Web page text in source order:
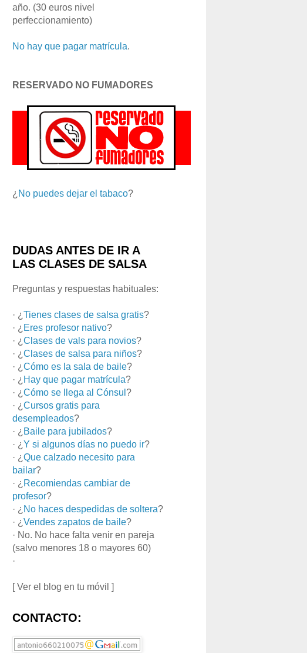
año. (30 euros nivel
perfeccionamiento)
No hay que pagar matrícula.
RESERVADO NO FUMADORES
¿ No puedes dejar el tabaco?
DUDAS ANTES DE IR A
LAS CLASES DE SALSA
Preguntas y respuestas habituales:
· ¿ Tienes clases de salsa gratis?
· ¿ Eres profesor nativo?
· ¿ Clases de vals para novios?
· ¿ Clases de salsa para niños?
· ¿ Cómo es la sala de baile?
· ¿ Hay que pagar matrícula?
· ¿ Cómo se llega al Cónsul ?
· ¿ Cursos gratis para
desempleados?
· ¿ Baile para jubilados?
· ¿ Y si algunos días no puedo ir?
· ¿ Que calzado necesito para
bailar?
· ¿ Recomiendas cambiar de
profesor?
· ¿ No haces despedidas de soltera?
· ¿ Vendes zapatos de baile?
· No. No hace falta venir en pareja
(salvo menores 18 o mayores 60)
·
[ Ver el blog en tu móvil ]
CONTACTO: